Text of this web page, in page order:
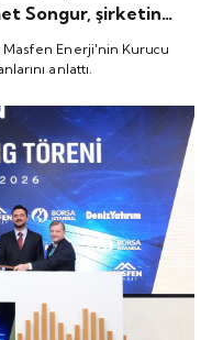
Songur, şirketin
Masfen Enerji'nin Kurucu
anlattı.